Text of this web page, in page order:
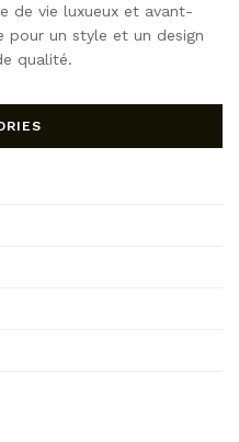
de vie luxueux et avant-
pour un style et un design
qualité.